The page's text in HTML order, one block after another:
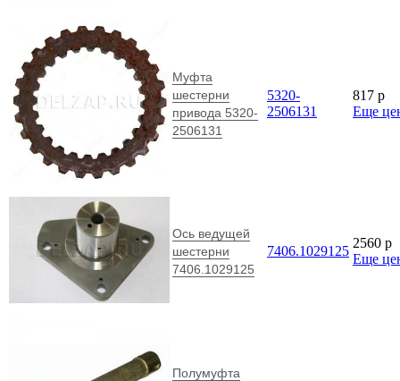
Муфта
шестерни
привода 5320-
2506131
5320-
2506131
817 p
Еще
Ось ведущей
шестерни
7406.1029125
7406.1029125
2560 p
Еще
Полумуфта